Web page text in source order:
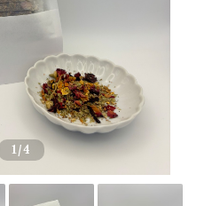
1/4